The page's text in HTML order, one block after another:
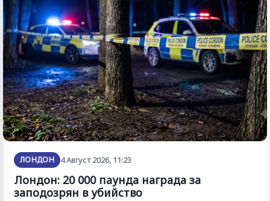
ЛОНДОН 4 Август 2026, 11:23
Лондон: 20 000 паунда награда за
заподозрян в убийство